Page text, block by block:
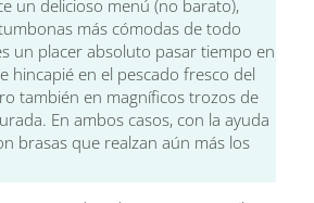
un delicioso menú (no barato),
más cómodas de todo
un placer absoluto pasar tiempo en
hincapié en el pescado fresco del
también en magníficos trozos de
En ambos casos, con la ayuda
brasas que realzan aún más los